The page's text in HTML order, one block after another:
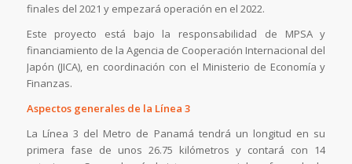
finales del 2021 y empezará operación en el 2022.
Este proyecto está bajo la responsabilidad de MPSA y
financiamiento de la Agencia de Cooperación Internacional del
Japón (JICA), en coordinación con el Ministerio de Economía y
Finanzas.
Aspectos generales de la Línea 3
La Línea 3 del Metro de Panamá tendrá un longitud en su
primera fase de unos 26.75 kilómetros y contará con 14